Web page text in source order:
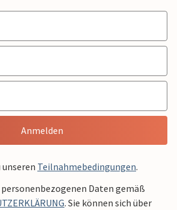
Anmelden
unseren Teilnahmebedingungen.
Daten gemäß
. Sie können sich über